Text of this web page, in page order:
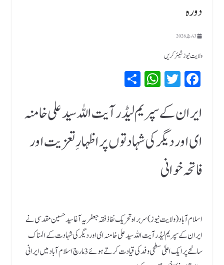
دورہ
3 مارچ, 2026
ولایت نیوز شیئر کریں
Fa
bo
ok
T
tte
r
W
sA
pp
Sh
e
ایران کے سپریم لیڈر آیت اللہ سید علی خامنہ
ای اور دیگر کی شہادتوں پر اظہارِ تعزیت اور
فاتحہ خوانی
اسلام آباد (ولایت نیوز ) سربراہ تحریک نفاذ فقہ جعفریہ آغا سید حسین مقدسی نے
ایران کے سپریم لیڈر آیت اللہ سید علی خامنہ ای اور دیگر کی شہادت کے المناک
سانحے پر ایک اعلیٰ سطحی وفد کی قیادت کرتے ہوئے 3 مارچ اسلام آباد میں ایرانی